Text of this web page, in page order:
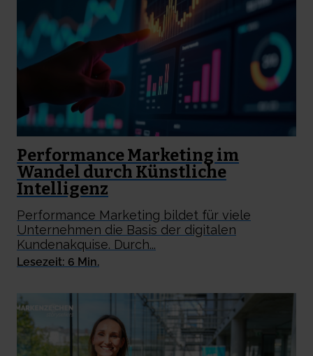
Performance Marketing im
Wandel durch Künstliche
Intelligenz
Performance Marketing bildet für viele
Unternehmen die Basis der digitalen
Kundenakquise. Durch...
Lesezeit: 6 Min.